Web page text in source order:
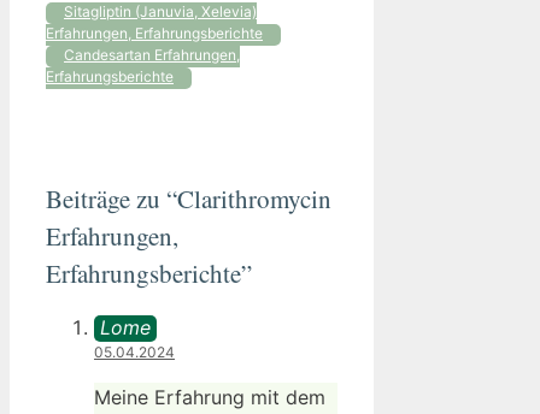
Sitagliptin (Januvia, Xelevia)
Erfahrungen, Erfahrungsberichte
Candesartan Erfahrungen,
Erfahrungsberichte
Beiträge zu “Clarithromycin
Erfahrungen,
Erfahrungsberichte”
Lome
05.04.2024
Meine Erfahrung mit dem